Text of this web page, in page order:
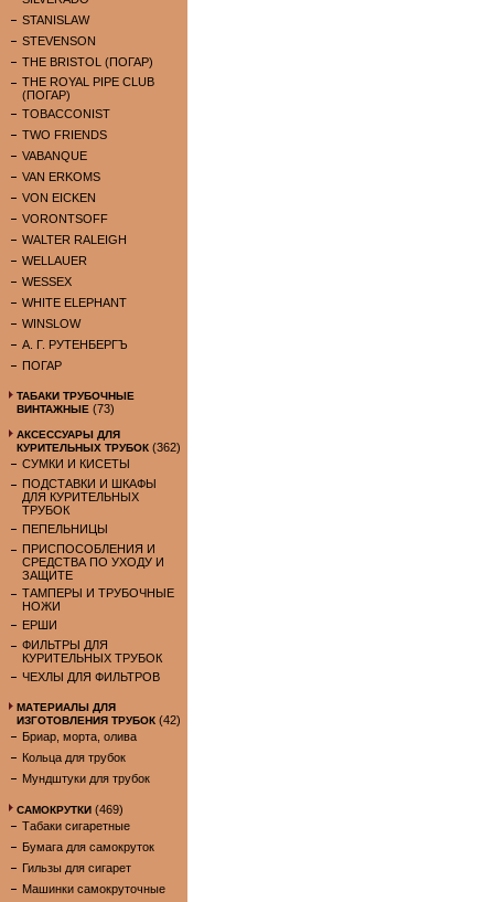
STANISLAW
STEVENSON
THE BRISTOL (ПОГАР)
THE ROYAL PIPE CLUB
(ПОГАР)
TOBACCONIST
TWO FRIENDS
VABANQUE
VAN ERKOMS
VON EICKEN
VORONTSOFF
WALTER RALEIGH
WELLAUER
WESSEX
WHITE ELEPHANT
WINSLOW
А. Г. РУТЕНБЕРГЪ
ПОГАР
ТАБАКИ ТРУБОЧНЫЕ
ВИНТАЖНЫЕ (73)
АКСЕССУАРЫ ДЛЯ
КУРИТЕЛЬНЫХ ТРУБОК (362)
СУМКИ И КИСЕТЫ
ПОДСТАВКИ И ШКАФЫ
ДЛЯ КУРИТЕЛЬНЫХ
ТРУБОК
ПЕПЕЛЬНИЦЫ
ПРИСПОСОБЛЕНИЯ И
СРЕДСТВА ПО УХОДУ И
ЗАЩИТЕ
ТАМПЕРЫ И ТРУБОЧНЫЕ
НОЖИ
ЕРШИ
ФИЛЬТРЫ ДЛЯ
КУРИТЕЛЬНЫХ ТРУБОК
ЧЕХЛЫ ДЛЯ ФИЛЬТРОВ
МАТЕРИАЛЫ ДЛЯ
ИЗГОТОВЛЕНИЯ ТРУБОК (42)
Бриар, морта, олива
Кольца для трубок
Мундштуки для трубок
САМОКРУТКИ (469)
Табаки сигаретные
Бумага для самокруток
Гильзы для сигарет
Машинки самокруточные